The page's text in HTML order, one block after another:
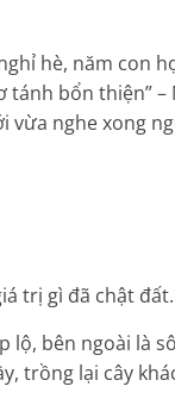
hè, năm con
bổn thiện” –
vừa nghe xong
trị gì đã chật đất.
bên ngoài là
trồng lại cây